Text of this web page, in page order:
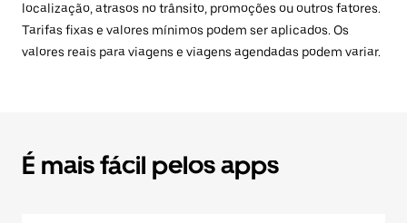
localização, atrasos no trânsito, promoções ou outros fatores.
Tarifas fixas e valores mínimos podem ser aplicados. Os
valores reais para viagens e viagens agendadas podem variar.
É mais fácil pelos apps